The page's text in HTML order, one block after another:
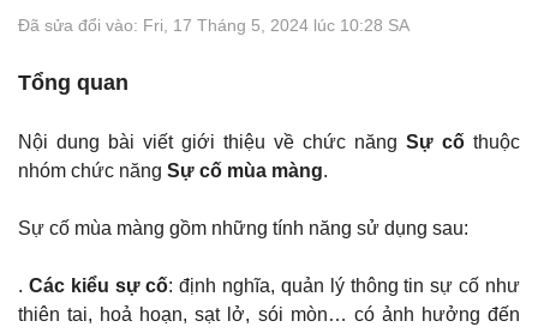
Đã sửa đổi vào: Fri, 17 Tháng 5, 2024 lúc 10:28 SA
Tổng quan
Nội dung bài viết giới thiệu về chức năng Sự cố thuộc
nhóm chức năng Sự cố mùa màng.
Sự cố mùa màng gồm những tính năng sử dụng sau:
. Các kiểu sự cố: định nghĩa, quản lý thông tin sự cố như
thiên tai, hoả hoạn, sạt lở, sói mòn… có ảnh hưởng đến